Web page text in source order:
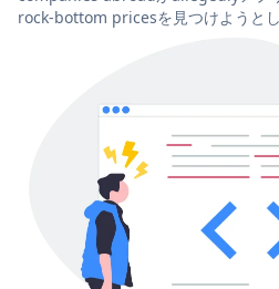
rock-bottom pricesを見つけようとし